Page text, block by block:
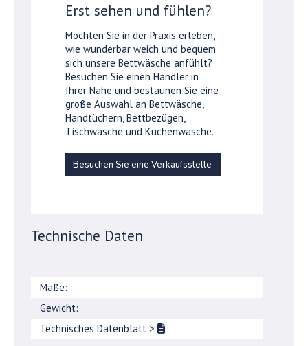
Erst sehen und fühlen?
Möchten Sie in der Praxis erleben,
wie wunderbar weich und bequem
sich unsere Bettwäsche anfühlt?
Besuchen Sie einen Händler in
Ihrer Nähe und bestaunen Sie eine
große Auswahl an Bettwäsche,
Handtüchern, Bettbezügen,
Tischwäsche und Küchenwäsche.
Besuchen Sie eine Verkaufsstelle
Technische Daten
Maße:
Gewicht:
Technisches Datenblatt >